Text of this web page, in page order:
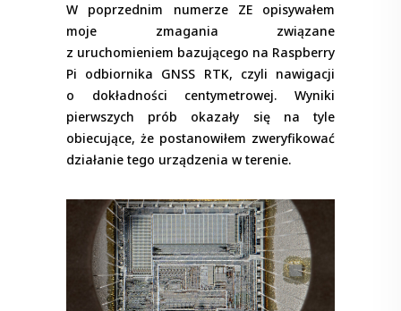
W poprzednim numerze ZE opisywałem
moje zmagania związane
z uruchomieniem bazującego na Raspberry
Pi odbiornika GNSS RTK, czyli nawigacji
o dokładności centymetrowej. Wyniki
pierwszych prób okazały się na tyle
obiecujące, że postanowiłem zweryfikować
działanie tego urządzenia w terenie.